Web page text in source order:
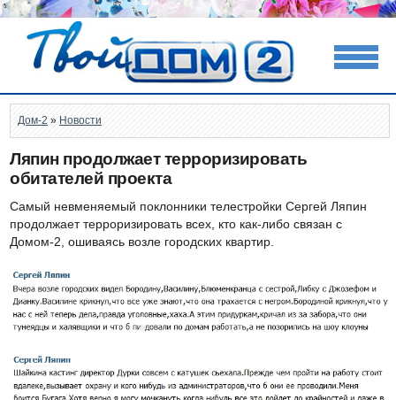
Дом-2 » Новости
Ляпин продолжает терроризировать
обитателей проекта
Самый невменяемый поклонники телестройки Сергей Ляпин
продолжает терроризировать всех, кто как-либо связан с
Домом-2, ошиваясь возле городских квартир.